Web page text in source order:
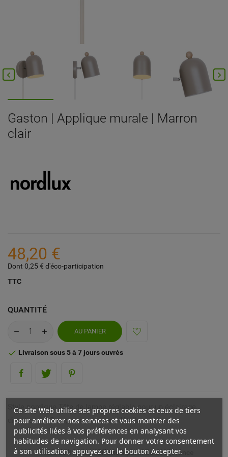
 
Gaston | Applique murale | Marron
clair
48,20 €
Dont 0,25 € d'éco-participation
TTC
QUANTITÉ
AU PANIER
 Livraison sous 5 à 7 jours ouvrés
Style nordique Tête de lampe réglable pour un éclairage
directionnel Design simple avec détail en bois
Frais de livraison offerts à partir de 69€ (France
Ce site Web utilise ses propres cookies et ceux de tiers
pour améliorer nos services et vous montrer des
publicités liées à vos préférences en analysant vos
habitudes de navigation. Pour donner votre consentement
à son utilisation, appuyez sur le bouton Accepter.